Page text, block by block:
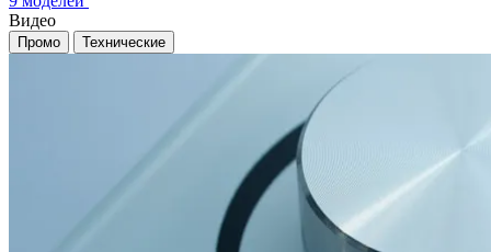
Видео
Промо Технические